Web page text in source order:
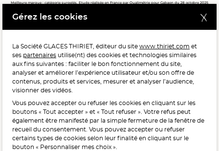
Meilleure marque : catégorie surgelés. Etude réalisée en France par Qualimétrie pour Gabaon du 28 octobre 2025
Meilleure chaîne de magasins, Meilleur e-commerçant, Meilleure relation clients : catégorie surgelés. Étude
POUR VOTRE SANTÉ, MANGEZ AU MOINS CINQ FRUITS ET
LÉGUMES PAR JOUR.WWW.MANGERBOUGER.FR
L'abus d'alcool est dangereux pour la santé, à consommer
avec modération.
Gérez les cookies
La Société GLACES THIRIET, éditeur du site www.thiriet.com et
ses partenaires utilise(nt) des cookies et technologies similaires
aux fins suivantes : faciliter le bon fonctionnement du site,
analyser et améliorer l’expérience utilisateur et/ou son offre de
contenus, produits et services, mesurer et analyser l’audience,
visionner des vidéos.
Vous pouvez accepter ou refuser les cookies en cliquant sur les
boutons « Tout accepter » et « Tout refuser ». Votre refus peut
également être manifesté par la simple fermeture de la fenêtre de
recueil du consentement. Vous pouvez accepter ou refuser
certains types de cookies selon leur finalité en cliquant sur le
bouton « Personnaliser mes choix ».